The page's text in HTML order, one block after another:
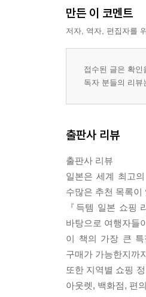
2-8. 무인양품과 로
2-9. 덕후라면 절대
3-2. 여행객들이 쓸
3-4. 선물용으로 실
3-6. 일본 한정판을
만든 이 코멘트
저자, 역자, 편집자를
접수된 글은 확인
독자 분들의 리
출판사 리뷰
출판사 리뷰
일본은 세계 최고
수많은 추천 목록
『득템 일본 쇼핑
바탕으로 여행자들
이 책의 가장 큰 특
구매가 가능한지까
또한 지역별 쇼핑
아웃렛, 백화점, 편